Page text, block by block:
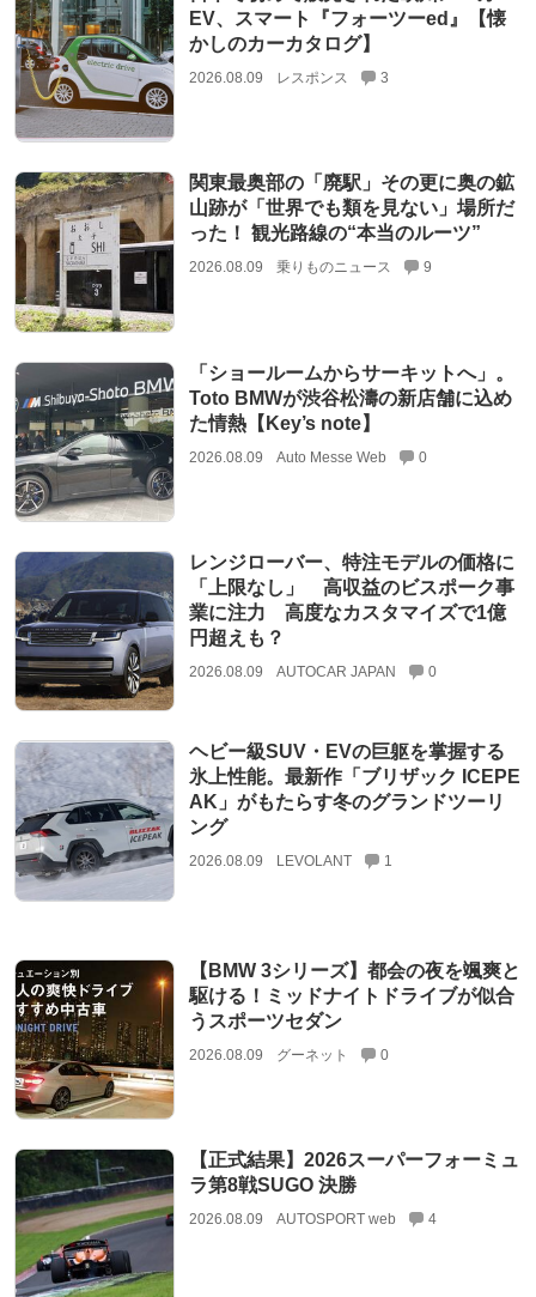
EV、スマート『フォーツーed』【懐
かしのカーカタログ】
2026.08.09 レスポンス 3
関東最奥部の「廃駅」その更に奥の鉱
山跡が「世界でも類を見ない」場所だ
った！ 観光路線の“本当のルーツ”
2026.08.09 乗りものニュース 9
「ショールームからサーキットへ」。
Toto BMWが渋谷松濤の新店舗に込め
た情熱【Key’s note】
2026.08.09 Auto Messe Web 0
レンジローバー、特注モデルの価格に
「上限なし」 高収益のビスポーク事
業に注力 高度なカスタマイズで1億
円超えも？
2026.08.09 AUTOCAR JAPAN 0
ヘビー級SUV・EVの巨躯を掌握する
氷上性能。最新作「ブリザック ICEPE
AK」がもたらす冬のグランドツーリ
ング
2026.08.09 LEVOLANT 1
【BMW 3シリーズ】都会の夜を颯爽と
駆ける！ミッドナイトドライブが似合
うスポーツセダン
2026.08.09 グーネット 0
【正式結果】2026スーパーフォーミュ
ラ第8戦SUGO 決勝
2026.08.09 AUTOSPORT web 4